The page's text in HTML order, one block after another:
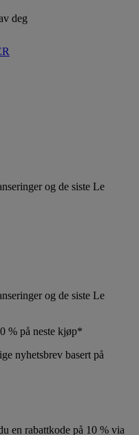
deg
og de siste Le
og de siste Le
% på neste kjøp*
nyhetsbrev basert på
en rabattkode på 10 % via